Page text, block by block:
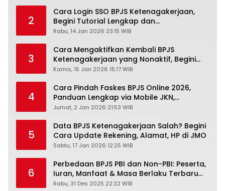
2
Cara Login SSO BPJS Ketenagakerjaan,
Begini Tutorial Lengkap dan
Pengertiannya
Rabu, 14 Jan 2026 23:15 WIB
3
Cara Mengaktifkan Kembali BPJS
Ketenagakerjaan yang Nonaktif, Begini
Panduan Lengkapnya
Kamis, 15 Jan 2026 15:17 WIB
4
Cara Pindah Faskes BPJS Online 2026,
Panduan Lengkap via Mobile JKN,
PANDAWA & Offiline Kantor Cabang
Jumat, 2 Jan 2026 21:53 WIB
5
Data BPJS Ketenagakerjaan Salah? Begini
Cara Update Rekening, Alamat, HP di JMO
Sabtu, 17 Jan 2026 12:25 WIB
6
Perbedaan BPJS PBI dan Non-PBI: Peserta,
Iuran, Manfaat & Masa Berlaku Terbaru
2026
Rabu, 31 Des 2025 22:32 WIB